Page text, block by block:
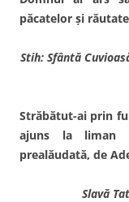
păcate­lor şi
Stih: Sfântă
Străbătut-ai prin
ajuns la liman
prealăudată, de
Slavă